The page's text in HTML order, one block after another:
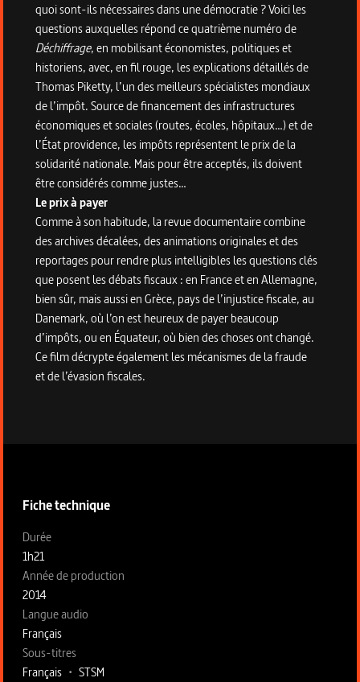
quoi sont-ils nécessaires dans une démocratie ? Voici les
questions auxquelles répond ce quatrième numéro de
Déchiffrage, en mobilisant économistes, politiques et
historiens, avec, en fil rouge, les explications détaillés de
Thomas Piketty, l’un des meilleurs spécialistes mondiaux
de l’impôt. Source de financement des infrastructures
économiques et sociales (routes, écoles, hôpitaux…) et de
l’État providence, les impôts représentent le prix de la
solidarité nationale. Mais pour être acceptés, ils doivent
être considérés comme justes…
Le prix à payer
Comme à son habitude, la revue documentaire combine
des archives décalées, des animations originales et des
reportages pour rendre plus intelligibles les questions clés
que posent les débats fiscaux : en France et en Allemagne,
bien sûr, mais aussi en Grèce, pays de l’injustice fiscale, au
Danemark, où l’on est heureux de payer beaucoup
d’impôts, ou en Équateur, où bien des choses ont changé.
Ce film décrypte également les mécanismes de la fraude
et de l’évasion fiscales.
Fiche technique
Fiche technique section gauche
Durée
1h21
Année de production
2014
Langue audio
Français
Sous-titres
Français • STSM